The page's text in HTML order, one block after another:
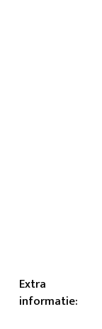
Extra
informatie: